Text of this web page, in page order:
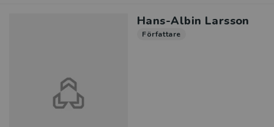
Hans-Albin Larsson
Författare